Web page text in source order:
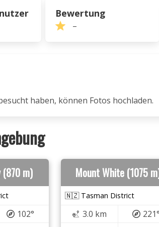
Bewertung
–
haben, können Fotos hochladen.
(870 m)
102°
Mount White (1075
🇳🇿 Tasman District
3.0 km
221°